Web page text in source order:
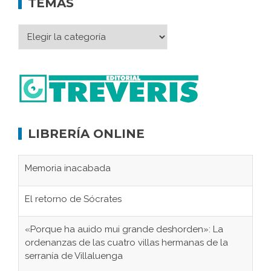
TEMAS
LIBRERÍA ONLINE
Memoria inacabada
El retorno de Sócrates
«Porque ha auido mui grande deshorden»: La
ordenanzas de las cuatro villas hermanas de la
serranía de Villaluenga